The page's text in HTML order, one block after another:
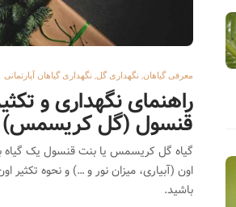
معرفی گیاهان, نگهداری گل, نگهداری گیاهان آپارتمانی
راهنمای نگهداری و
قنسول (گل کریسمس)
گیاه گل کریسمس یا بنت قنسول یک گیاه
اون (آبیاری، میزان نور و …) و نحوه تکثیر
باشید.
نکاتی در رابطه با نگهداری از دسته گل